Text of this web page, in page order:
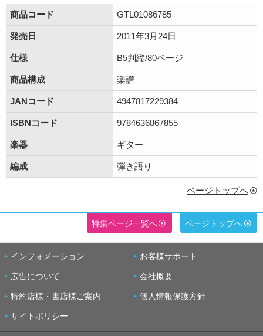
商品コード
GTL01086785
発売日 2011年3月24日
仕様 B5判縦/80ページ
商品構成 楽譜
JANコード 4947817229384
ISBNコード 9784636867855
楽器 ギター
編成 弾き語り
ページトップへ
特集ページ一覧へ ページトップへ
インフォメーション お客様サポート
広告について 会社概要
特約店様・書店様ご案内 個人情報保護方針
サイトポリシー